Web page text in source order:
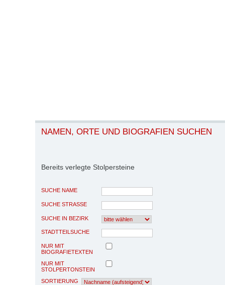
NAMEN, ORTE UND BIOGRAFIEN SUCHEN
Bereits verlegte Stolpersteine
SUCHE NAME
SUCHE STRASSE
SUCHE IN BEZIRK
STADTTEILSUCHE
NUR MIT
BIOGRAFIETEXTEN
NUR MIT
STOLPERTONSTEIN
SORTIERUNG